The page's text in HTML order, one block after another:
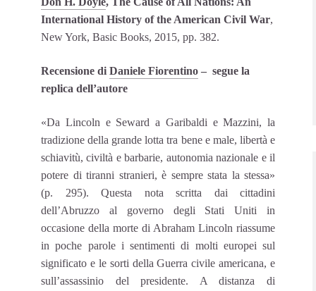
International History of the American Civil War,
New York, Basic Books, 2015, pp. 382.
Recensione di Daniele Fiorentino – segue la
replica dell’autore
«Da Lincoln e Seward a Garibaldi e Mazzini, la
tradizione della grande lotta tra bene e male, libertà e
schiavitù, civiltà e barbarie, autonomia nazionale e il
potere di tiranni stranieri, è sempre stata la stessa»
(p. 295). Questa nota scritta dai cittadini
dell’Abruzzo al governo degli Stati Uniti in
occasione della morte di Abraham Lincoln riassume
in poche parole i sentimenti di molti europei sul
significato e le sorti della Guerra civile americana, e
sull’assassinio del presidente. A distanza di